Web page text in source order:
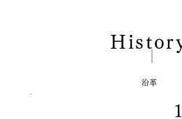
​沿革